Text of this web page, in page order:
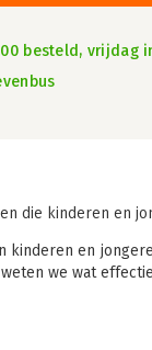
besteld, vrijdag
die kinderen en
kinderen en
we wat